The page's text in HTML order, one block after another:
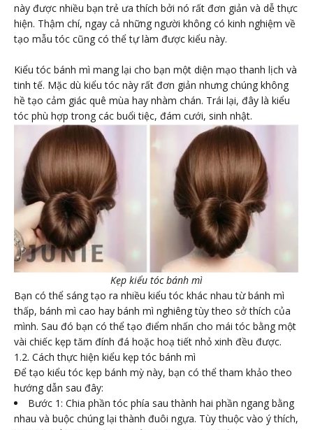
này được nhiều bạn trẻ ưa thích bởi nó rất đơn giản và dễ thực
hiện. Thậm chí, ngay cả những người không có kinh nghiệm về
tạo mẫu tóc cũng có thể tự làm được kiểu này.
Kiểu tóc bánh mì mang lại cho bạn một diện mạo thanh lịch và
tinh tế. Mặc dù kiểu tóc này rất đơn giản nhưng chúng không
hề tạo cảm giác quê mùa hay nhàm chán. Trái lại, đây là kiểu
tóc phù hợp trong các buổi tiệc, đám cưới, sinh nhật.
Kẹp kiểu tóc bánh mì
Bạn có thể sáng tạo ra nhiều kiểu tóc khác nhau từ bánh mì
thấp, bánh mì cao hay bánh mì nghiêng tùy theo sở thích của
mình. Sau đó bạn có thể tạo điểm nhấn cho mái tóc bằng một
vài chiếc kẹp tăm đính đá hoặc hoạ tiết nhỏ xinh đều được.
1.2. Cách thực hiện kiểu kẹp tóc bánh mì
Để tạo kiểu tóc kẹp bánh mỳ này, bạn có thể tham khảo theo
hướng dẫn sau đây:
Bước 1: Chia phần tóc phía sau thành hai phần ngang bằng
nhau và buộc chúng lại thành đuôi ngựa. Tùy thuộc vào ý thích,